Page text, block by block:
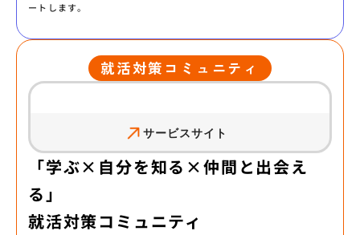
ートします。
就活対策コミュニティ
サービスサイト
「学ぶ×自分を知る×仲間と出会え
る」
就活対策コミュニティ